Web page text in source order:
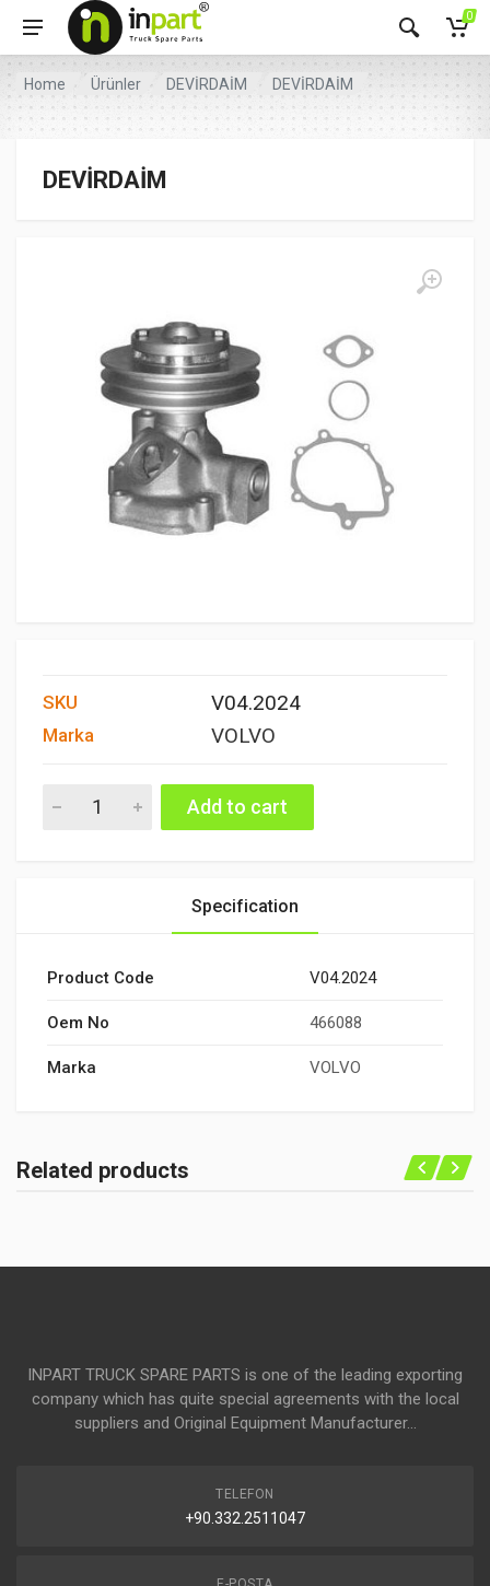
0
Home Ürünler DEVİRDAİM DEVİRDAİM
DEVİRDAİM
SKU V04.2024
Marka VOLVO
DEVİRDAİM quantity Add to cart
Specification
Product Code V04.2024
Oem No 466088
Marka VOLVO
Related products
INPART TRUCK SPARE PARTS is one of the leading exporting
company which has quite special agreements with the local
suppliers and Original Equipment Manufacturer...
TELEFON
+90.332.2511047